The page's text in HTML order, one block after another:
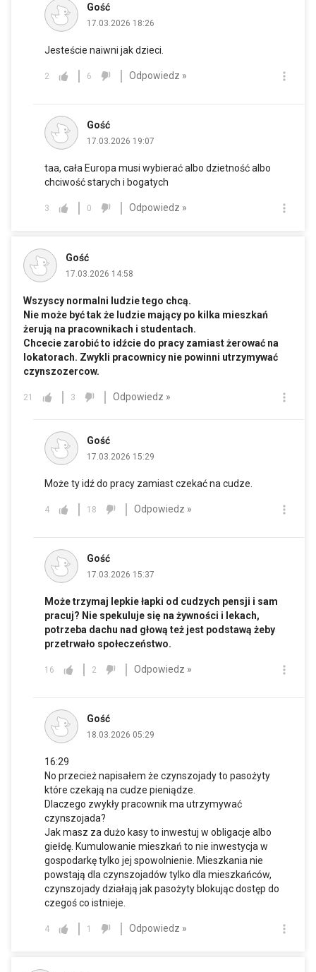
Gość
17.03.2026 18:26
Jesteście naiwni jak dzieci.
2 6 Odpowiedz »
Gość
17.03.2026 19:07
taa, cała Europa musi wybierać albo dzietność albo
chciwość starych i bogatych
3 0 Odpowiedz »
Gość
17.03.2026 14:58
Wszyscy normalni ludzie tego chcą.
Nie może być tak że ludzie mający po kilka mieszkań
żerują na pracownikach i studentach.
Chcecie zarobić to idźcie do pracy zamiast żerować na
lokatorach. Zwykli pracownicy nie powinni utrzymywać
czynszozercow.
21 3 Odpowiedz »
Gość
17.03.2026 15:29
Może ty idź do pracy zamiast czekać na cudze.
4 18 Odpowiedz »
Gość
17.03.2026 15:37
Może trzymaj lepkie łapki od cudzych pensji i sam
pracuj? Nie spekuluje się na żywności i lekach,
potrzeba dachu nad głową też jest podstawą żeby
przetrwało społeczeństwo.
16 2 Odpowiedz »
Gość
18.03.2026 05:29
16:29
No przecież napisałem że czynszojady to pasożyty
które czekają na cudze pieniądze.
Dlaczego zwykły pracownik ma utrzymywać
czynszojada?
Jak masz za dużo kasy to inwestuj w obligacje albo
giełdę. Kumulowanie mieszkań to nie inwestycja w
gospodarkę tylko jej spowolnienie. Mieszkania nie
powstają dla czynszojadów tylko dla mieszkańców,
czynszojady działają jak pasożyty blokując dostęp do
czegoś co istnieje.
4 1 Odpowiedz »